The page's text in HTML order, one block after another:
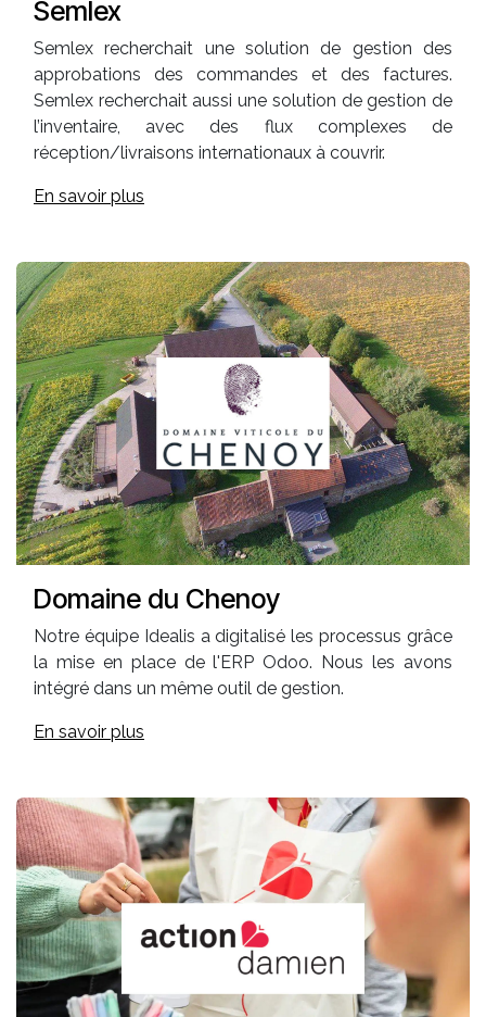
Semlex
Semlex recherchait une solution de gestion des
approbations des commandes et des factures.
Semlex recherchait aussi une solution de gestion de
l’inventaire, avec des flux complexes de
réception/livraisons internationaux à couvrir.
En savoir plus
Domaine du Chenoy
Notre équipe Idealis a digitalisé les processus grâce
la mise en place de l'ERP Odoo. Nous les avons
intégré dans un même outil de gestion.
En savoir plus